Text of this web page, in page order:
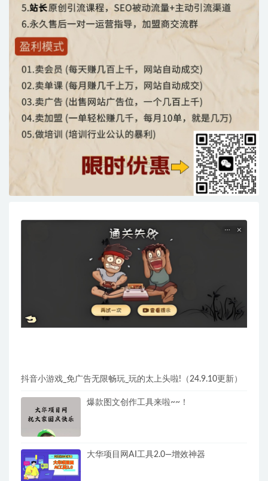
抖音小游戏_免广告无限畅玩_玩的太上头啦!（24.9.10更新）
爆款图文创作工具来啦~~！
大华项目网AI工具2.0—增效神器